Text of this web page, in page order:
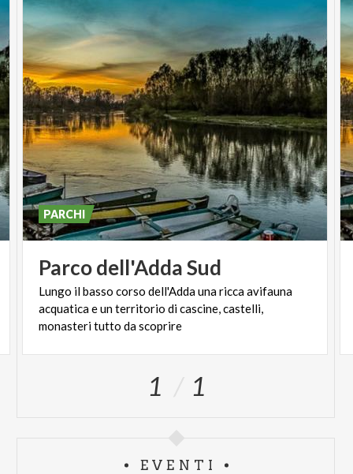
Parcodell'Adda Sud
Lungo il basso corso dell'Adda una ricca avifauna
acquatica e un territorio di cascine, castelli,
monasteri tutto da scoprire
PARCHI
1 1
EVENTI